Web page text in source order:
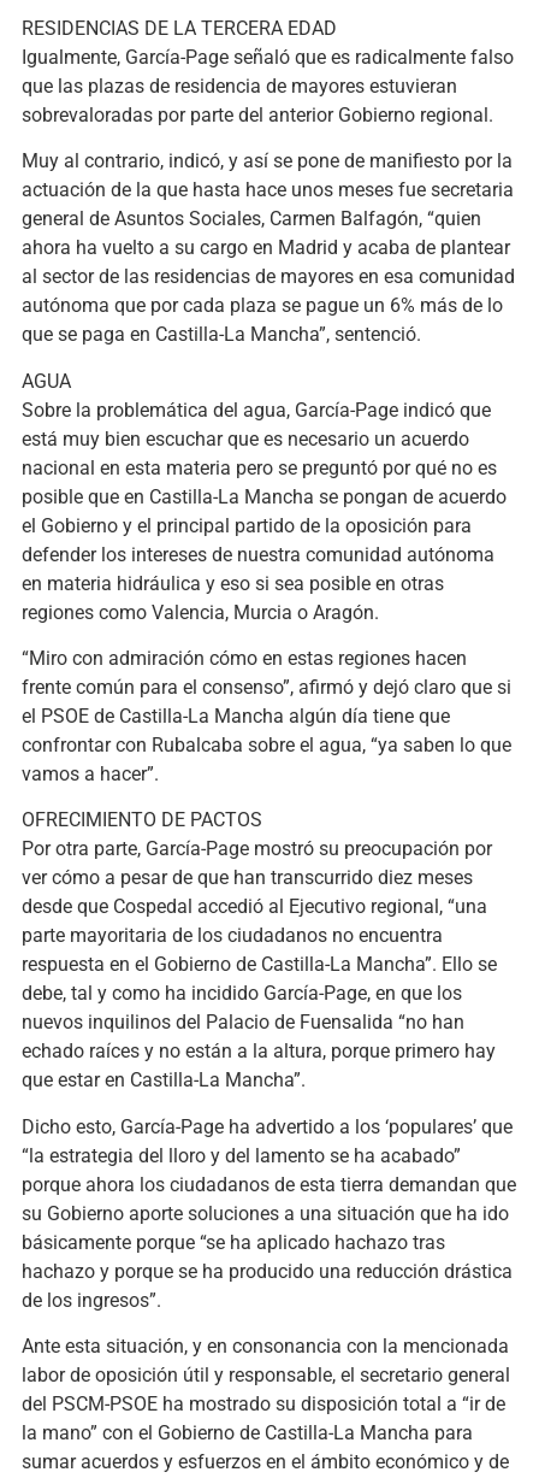
RESIDENCIAS DE LA TERCERA EDAD
Igualmente, García-Page señaló que es radicalmente falso
que las plazas de residencia de mayores estuvieran
sobrevaloradas por parte del anterior Gobierno regional.
Muy al contrario, indicó, y así se pone de manifiesto por la
actuación de la que hasta hace unos meses fue secretaria
general de Asuntos Sociales, Carmen Balfagón, “quien
ahora ha vuelto a su cargo en Madrid y acaba de plantear
al sector de las residencias de mayores en esa comunidad
autónoma que por cada plaza se pague un 6% más de lo
que se paga en Castilla-La Mancha”, sentenció.
AGUA
Sobre la problemática del agua, García-Page indicó que
está muy bien escuchar que es necesario un acuerdo
nacional en esta materia pero se preguntó por qué no es
posible que en Castilla-La Mancha se pongan de acuerdo
el Gobierno y el principal partido de la oposición para
defender los intereses de nuestra comunidad autónoma
en materia hidráulica y eso si sea posible en otras
regiones como Valencia, Murcia o Aragón.
“Miro con admiración cómo en estas regiones hacen
frente común para el consenso”, afirmó y dejó claro que si
el PSOE de Castilla-La Mancha algún día tiene que
confrontar con Rubalcaba sobre el agua, “ya saben lo que
vamos a hacer”.
OFRECIMIENTO DE PACTOS
Por otra parte, García-Page mostró su preocupación por
ver cómo a pesar de que han transcurrido diez meses
desde que Cospedal accedió al Ejecutivo regional, “una
parte mayoritaria de los ciudadanos no encuentra
respuesta en el Gobierno de Castilla-La Mancha”. Ello se
debe, tal y como ha incidido García-Page, en que los
nuevos inquilinos del Palacio de Fuensalida “no han
echado raíces y no están a la altura, porque primero hay
que estar en Castilla-La Mancha”.
Dicho esto, García-Page ha advertido a los ‘populares’ que
“la estrategia del lloro y del lamento se ha acabado”
porque ahora los ciudadanos de esta tierra demandan que
su Gobierno aporte soluciones a una situación que ha ido
básicamente porque “se ha aplicado hachazo tras
hachazo y porque se ha producido una reducción drástica
de los ingresos”.
Ante esta situación, y en consonancia con la mencionada
labor de oposición útil y responsable, el secretario general
del PSCM-PSOE ha mostrado su disposición total a “ir de
la mano” con el Gobierno de Castilla-La Mancha para
sumar acuerdos y esfuerzos en el ámbito económico y de